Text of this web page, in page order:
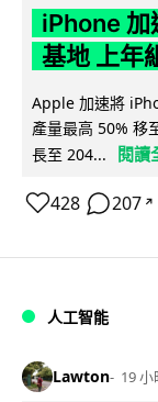
iPhone 加
基地 上年
Apple 加速將
產量最高 50% 移
長至 204...
閱讀
428 207 ↗
人工智能
Lawton 19 小